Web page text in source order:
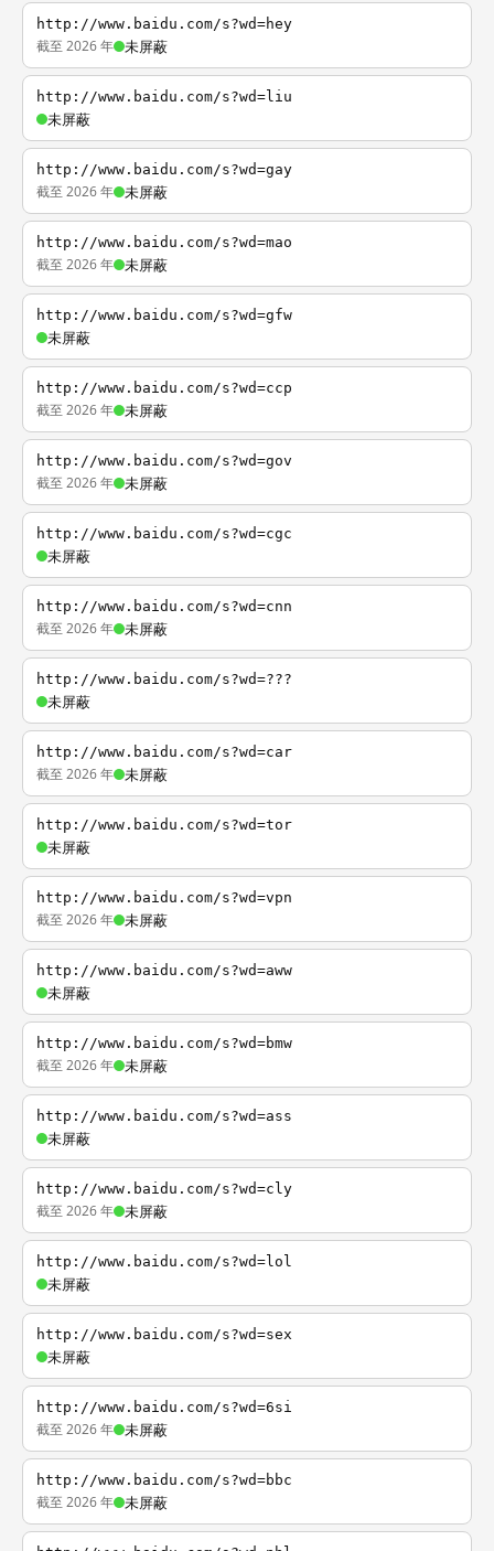
http://www.baidu.com/s?wd=hey
截至 2026 年 未屏蔽
http://www.baidu.com/s?wd=liu
未屏蔽
http://www.baidu.com/s?wd=gay
截至 2026 年 未屏蔽
http://www.baidu.com/s?wd=mao
截至 2026 年 未屏蔽
http://www.baidu.com/s?wd=gfw
未屏蔽
http://www.baidu.com/s?wd=ccp
截至 2026 年 未屏蔽
http://www.baidu.com/s?wd=gov
截至 2026 年 未屏蔽
http://www.baidu.com/s?wd=cgc
未屏蔽
http://www.baidu.com/s?wd=cnn
截至 2026 年 未屏蔽
http://www.baidu.com/s?wd=???
未屏蔽
http://www.baidu.com/s?wd=car
截至 2026 年 未屏蔽
http://www.baidu.com/s?wd=tor
未屏蔽
http://www.baidu.com/s?wd=vpn
截至 2026 年 未屏蔽
http://www.baidu.com/s?wd=aww
未屏蔽
http://www.baidu.com/s?wd=bmw
截至 2026 年 未屏蔽
http://www.baidu.com/s?wd=ass
未屏蔽
http://www.baidu.com/s?wd=cly
截至 2026 年 未屏蔽
http://www.baidu.com/s?wd=lol
未屏蔽
http://www.baidu.com/s?wd=sex
未屏蔽
http://www.baidu.com/s?wd=6si
截至 2026 年 未屏蔽
http://www.baidu.com/s?wd=bbc
截至 2026 年 未屏蔽